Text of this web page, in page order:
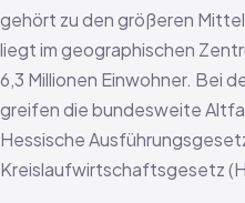
gehört zu den größeren
liegt im geographischen
6,3 Millionen Einwohner. Bei
greifen die bundesweite
Hessische
Kreislaufwirtschaftsgesetz